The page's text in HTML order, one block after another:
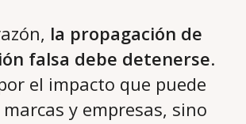
la propagación de
falsa debe detenerse.
el impacto que puede
y empresas, sino